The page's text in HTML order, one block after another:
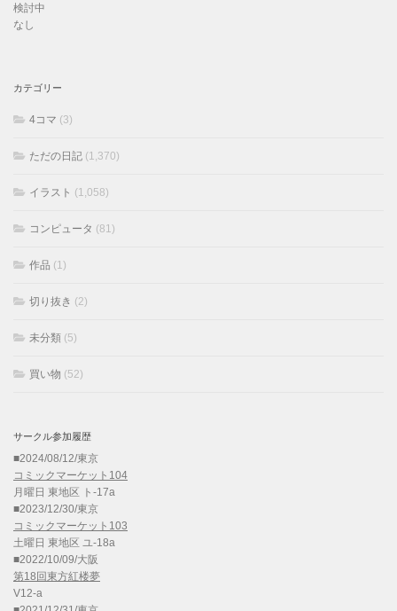
検討中
なし
カテゴリー
4コマ (3)
ただの日記 (1,370)
イラスト (1,058)
コンピュータ (81)
作品 (1)
切り抜き (2)
未分類 (5)
買い物 (52)
サークル参加履歴
■2024/08/12/東京
コミックマーケット104
月曜日 東地区 ト-17a
■2023/12/30/東京
コミックマーケット103
土曜日 東地区 ユ-18a
■2022/10/09/大阪
第18回東方紅楼夢
V12-a